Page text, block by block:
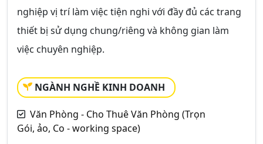
nghiệp vị trí làm việc tiện nghi với đầy đủ các trang
thiết bị sử dụng chung/riêng và không gian làm
việc chuyên nghiệp.
NGÀNH NGHỀ KINH DOANH
Văn Phòng - Cho Thuê Văn Phòng (Trọn
Gói, ảo, Co - working space)